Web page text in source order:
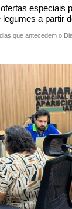
especiais
a partir
que antecedem o